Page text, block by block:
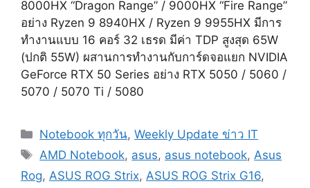
8000HX “Dragon Range” / 9000HX “Fire Range”
อย่าง Ryzen 9 8940HX / Ryzen 9 9955HX มีการ
ทำงานแบบ 16 คอร์ 32 เธรด มีค่า TDP สูงสุด 65W
(ปกติ 55W) ผสานการทำงานกับการ์ดจอแยก NVIDIA
GeForce RTX 50 Series อย่าง RTX 5050 / 5060 /
5070 / 5070 Ti / 5080
Categories
Notebook ทุกวัน,Weekly Update ข่าว IT
Tags
AMD Notebook, asus, asus notebook, Asus
Rog, ASUS ROG Strix, ASUS ROG Strix G16,